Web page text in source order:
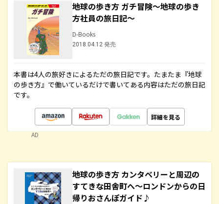
地球の歩き方 ガチ冒険～地球の歩き
方社員の旅日記～
D-Books
2018.04.12 発売
本書は4人の旅好きによるただの旅日記です。たまたま『地球
の歩き方』で働いているだけで書いてある内容はただの旅日記
です。
詳細を見る
AD
地球の歩き方 カンタベリーと周辺の
すてきな田舎町へ～ロンドンからの日
帰りおさんぽガイド♪